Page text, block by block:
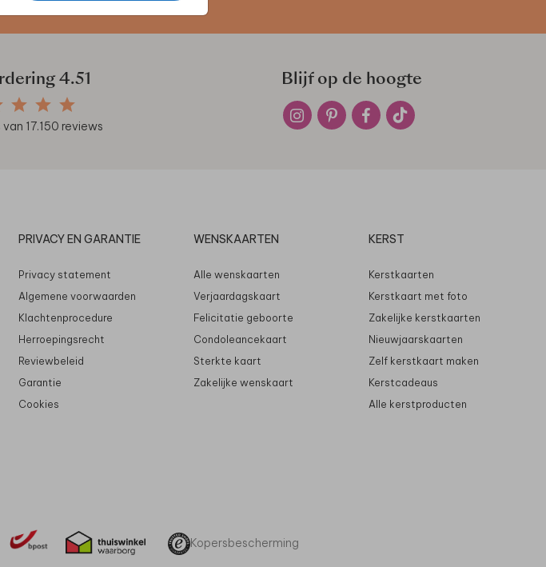
4.51
van 17.150 reviews
Blijf op de hoogte
PRIVACY EN GARANTIE
Privacy statement
Algemene voorwaarden
Klachtenprocedure
Herroepingsrecht
Reviewbeleid
Garantie
Cookies
WENSKAARTEN
Alle wenskaarten
Verjaardagskaart
Felicitatie geboorte
Condoleancekaart
Sterkte kaart
Zakelijke wenskaart
KERST
Kerstkaarten
Kerstkaart met foto
Zakelijke kerstkaarten
Nieuwjaarskaarten
Zelf kerstkaart maken
Kerstcadeaus
Alle kerstproducten
Kopersbescherming